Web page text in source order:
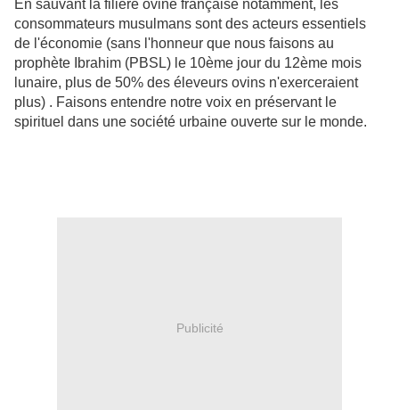
En sauvant la filière ovine française notamment, les
consommateurs musulmans sont des acteurs essentiels
de l'économie (sans l'honneur que nous faisons au
prophète Ibrahim (PBSL) le 10ème jour du 12ème mois
lunaire, plus de 50% des éleveurs ovins n'exerceraient
plus) . Faisons entendre notre voix en préservant le
spirituel dans une société urbaine ouverte sur le monde.
Publicité